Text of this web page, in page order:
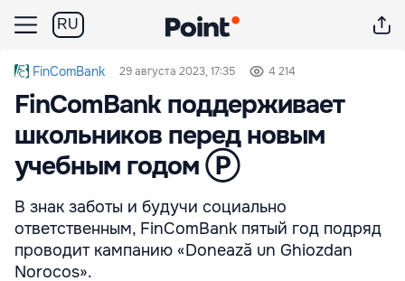
RU
FinComBank 29 августа 2023, 17:35 4 214
FinComBank поддерживает
школьников перед новым
учебным годом Ⓟ
В знак заботы и будучи социально
ответственным, FinComBank пятый год подряд
проводит кампанию «Donează un Ghiozdan
Norocos».